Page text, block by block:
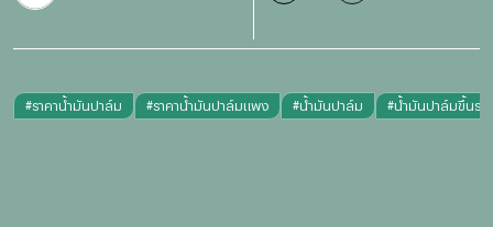
#ราคาน้ำมันปาล์ม #ราคาน้ำมันปาล์มแพง #น้ำมันปาล์ม #น้ำมันปาล์มขึ้นรา